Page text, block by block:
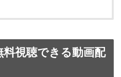
料視聴できる動画配